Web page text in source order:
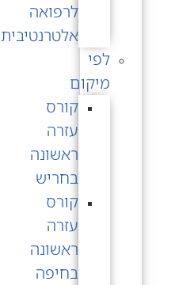
לרפואה
אלטרנטיבית
לפי
מיקום
קורס
עזרה
ראשונה
בחריש
קורס
עזרה
ראשונה
בחיפה